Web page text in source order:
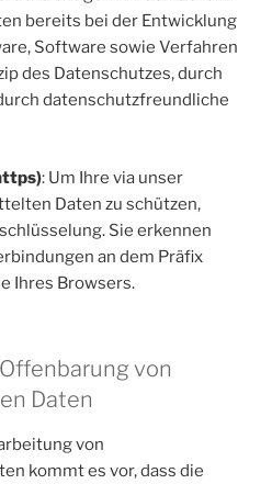
bereits bei der Entwicklung
Software sowie Verfahren
des Datenschutzes, durch
datenschutzfreundliche
: Um Ihre via unser
Daten zu schützen,
Sie erkennen
an dem Präfix
Ihres Browsers.
von
Daten
von
kommt es vor, dass die